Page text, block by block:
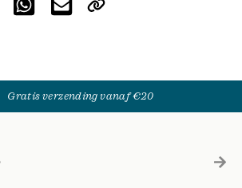
Gratis verzending vanaf €20